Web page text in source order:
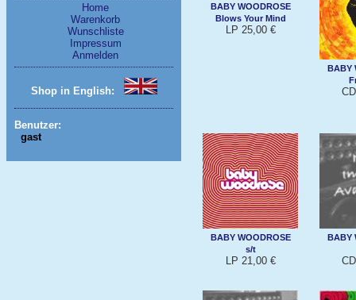
Home
Warenkorb
Wunschliste
Impressum
Anmelden
Shop in English:
Benutzer:
gast
BABY WOODROSE
Blows Your Mind
LP 25,00 €
BABY
BABY WOODROSE
s/t
LP 21,00 €
BABY